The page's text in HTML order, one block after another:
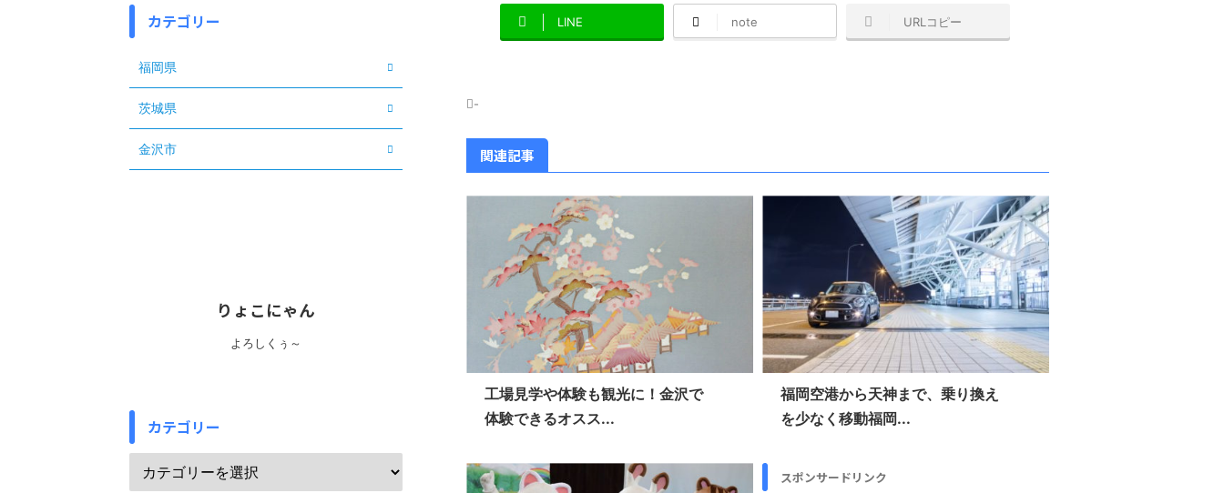
LINE note URLコピー
-
関連記事
工場見学や体験も観光に！金沢で
体験できるオスス...
福岡空港から天神まで、乗り換え
を少なく移動福岡...
スポンサードリンク
カテゴリー
福岡県
茨城県
金沢市
りょこにゃん
よろしくぅ～
カテゴリー